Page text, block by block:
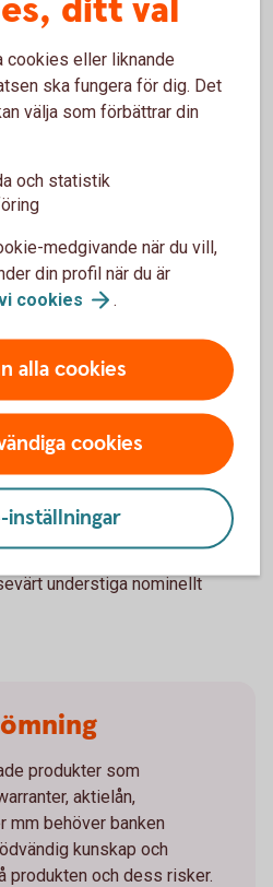
med
nedåtgående marknad
till en viss nivå,
för att placeraren ska
beloppet kan gå
uppvisa stora prisrörelser på
understiga nominellt
produkter som
aktielån,
mm behöver banken
kunskap och
produkten och dess risker.
cookies eller liknande
ska fungera för dig. Det
välja som förbättrar din
och statistik
medgivande när du vill,
din profil när du är
cookies .
alla cookies
cookies
inställningar